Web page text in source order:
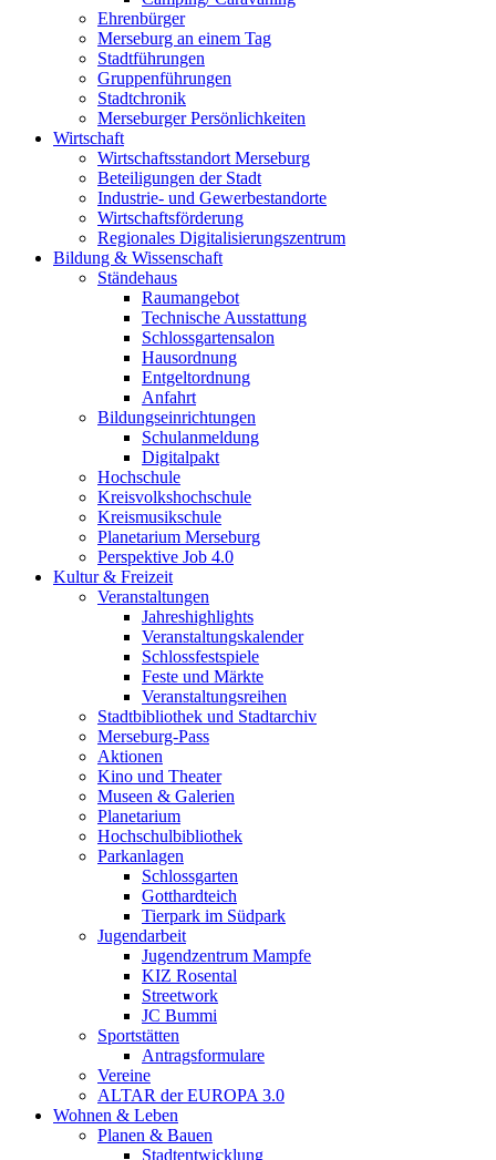
Ehrenbürger
Merseburg an einem Tag
Stadtführungen
Gruppenführungen
Stadtchronik
Merseburger Persönlichkeiten
Wirtschaft
Wirtschaftsstandort Merseburg
Beteiligungen der Stadt
Industrie- und Gewerbestandorte
Wirtschaftsförderung
Regionales Digitalisierungszentrum
Bildung & Wissenschaft
Ständehaus
Raumangebot
Technische Ausstattung
Schlossgartensalon
Hausordnung
Entgeltordnung
Anfahrt
Bildungseinrichtungen
Schulanmeldung
Digitalpakt
Hochschule
Kreisvolkshochschule
Kreismusikschule
Planetarium Merseburg
Perspektive Job 4.0
Kultur & Freizeit
Veranstaltungen
Jahreshighlights
Veranstaltungskalender
Schlossfestspiele
Feste und Märkte
Veranstaltungsreihen
Stadtbibliothek und Stadtarchiv
Merseburg-Pass
Aktionen
Kino und Theater
Museen & Galerien
Planetarium
Hochschulbibliothek
Parkanlagen
Schlossgarten
Gotthardteich
Tierpark im Südpark
Jugendarbeit
Jugendzentrum Mampfe
KIZ Rosental
Streetwork
JC Bummi
Sportstätten
Antragsformulare
Vereine
ALTAR der EUROPA 3.0
Wohnen & Leben
Planen & Bauen
Stadtentwicklung